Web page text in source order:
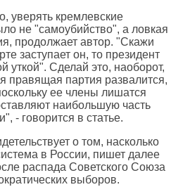
уверять кремлевские
не "самоубийство", а ловкая
продолжает автор. "Скажи
заступает он, то президент
уткой". Сделай это, наоборот,
правящая партия развалится,
ее члены лишатся
наибольшую часть
- говорится в статье.
о том, насколько
в России, пишет далее
распада Советского Союза
выборов.